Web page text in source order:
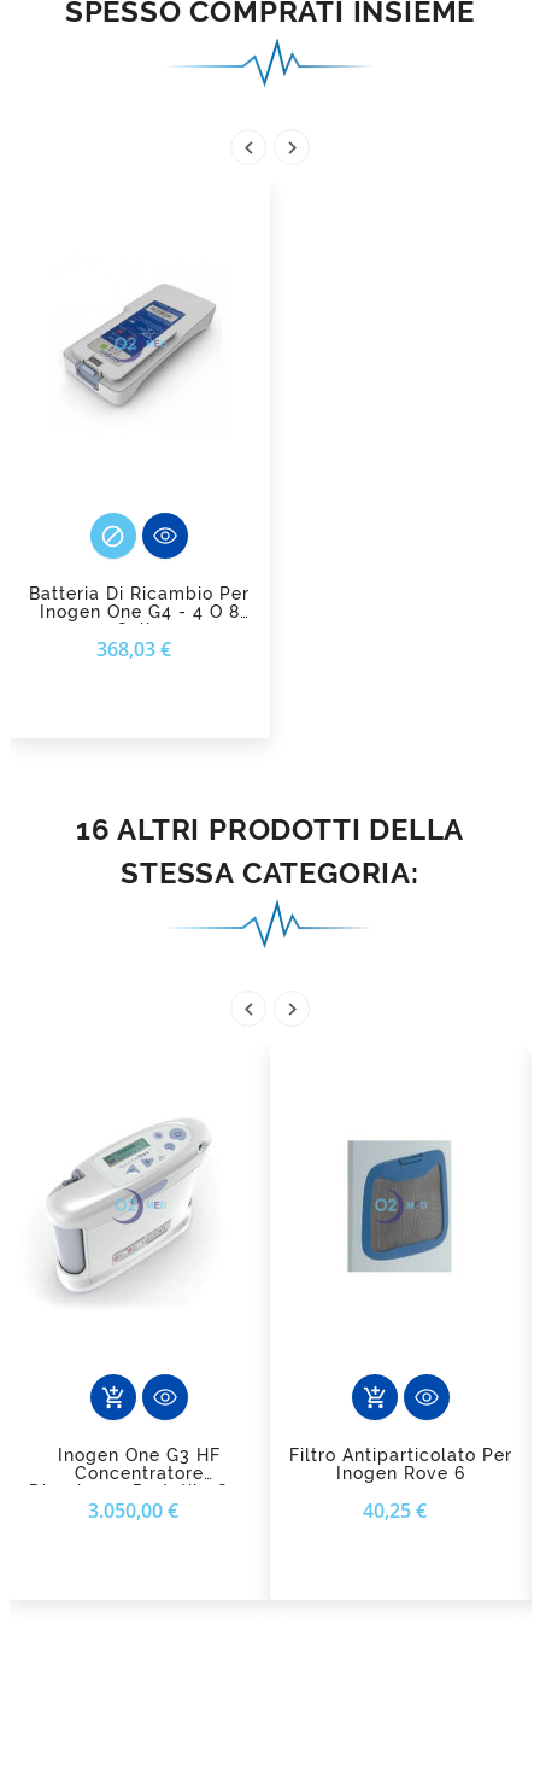
SPESSO COMPRATI INSIEME
 

Batteria Di Ricambio Per
Inogen One G4 - 4 O 8
Celle
368,03 €
16 ALTRI PRODOTTI DELLA
STESSA CATEGORIA:
 
add_shopping_cart
Inogen One G3 HF
Concentratore
D'ossigeno Portatile Con
Borsa A Tracolla
3.050,00 €
add_shopping_cart
Filtro Antiparticolato Per
Inogen Rove 6
40,25 €